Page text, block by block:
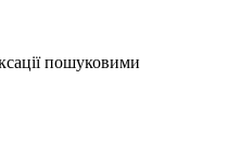
пошуковими